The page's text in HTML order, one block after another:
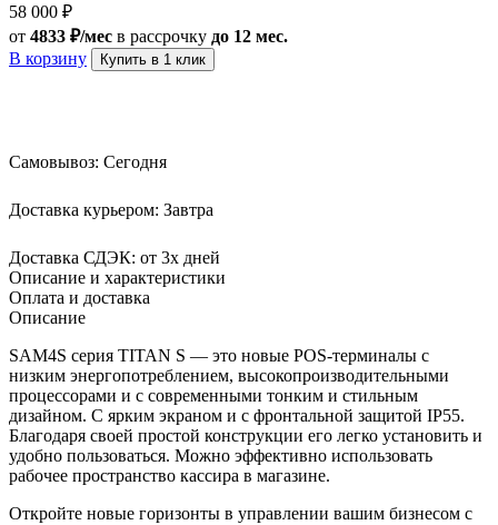
58 000 ₽
от 4833 ₽/мес в рассрочку до 12 мес.
В корзину
Купить в 1 клик
Самовывоз: Сегодня
Доставка курьером: Завтра
Доставка СДЭК: от 3х дней
Описание и характеристики
Оплата и доставка
Описание
SAM4S серия TITAN S — это новые POS-терминалы с
низким энергопотреблением, высокопроизводительными
процессорами и с современными тонким и стильным
дизайном. С ярким экраном и с фронтальной защитой IP55.
Благодаря своей простой конструкции его легко установить и
удобно пользоваться. Можно эффективно использовать
рабочее пространство кассира в магазине.
Откройте новые горизонты в управлении вашим бизнесом с